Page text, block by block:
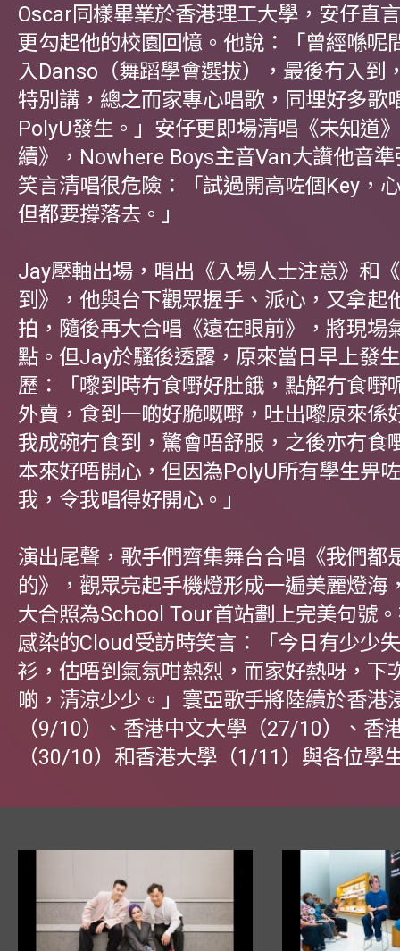
Oscar同樣畢業於香港理工大學，安仔直
更勾起他的校園回憶。他說：「曾經喺呢
入Danso（舞蹈學會選拔），最後冇入到
特別講，總之而家專心唱歌，同埋好多歌
PolyU發生。」安仔更即場清唱《未知道
續》，Nowhere Boys主音Van大讚他音
笑言清唱很危險：「試過開高咗個Key，
但都要撐落去。」
Jay壓軸出場，唱出《入場人士注意》和
到》，他與台下觀眾握手、派心，又拿起
拍，隨後再大合唱《遠在眼前》，將現場
點。但Jay於騷後透露，原來當日早上發
歷：「嚟到時冇食嘢好肚餓，點解冇食嘢
外賣，食到一啲好脆嘅嘢，吐出嚟原來係
我成碗冇食到，驚會唔舒服，之後亦冇食
本來好唔開心，但因為PolyU所有學生畀
我，令我唱得好開心。」
演出尾聲，歌手們齊集舞台合唱《我們都
的》，觀眾亮起手機燈形成一遍美麗燈海
大合照為School Tour首站劃上完美句號
感染的Cloud受訪時笑言：「今日有少少
衫，估唔到氣氛咁熱烈，而家好熱呀，下
啲，清涼少少。」寰亞歌手將陸續於香港
（9/10）、香港中文大學（27/10）、香
（30/10）和香港大學（1/11）與各位學